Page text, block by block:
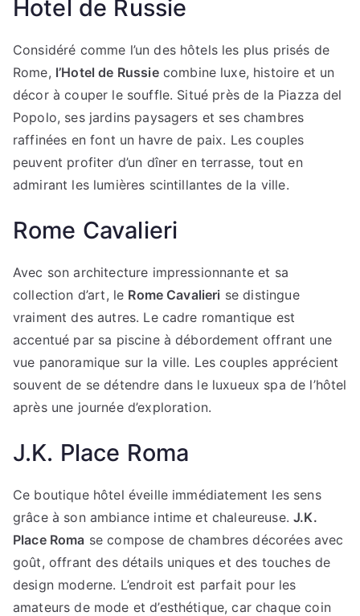
Hotel de Russie
Considéré comme l’un des hôtels les plus prisés de
Rome, l’Hotel de Russiecombine luxe, histoire et un
décor à couper le souffle. Situé près de la Piazza del
Popolo, ses jardins paysagers et ses chambres
raffinées en font un havre de paix. Les couples
peuvent profiter d’un dîner en terrasse, tout en
admirant les lumières scintillantes de la ville.
Rome Cavalieri
Avec son architecture impressionnante et sa
collection d’art, le Rome Cavalieri se distingue
vraiment des autres. Le cadre romantique est
accentué par sa piscine à débordement offrant une
vue panoramique sur la ville. Les couples apprécient
souvent de se détendre dans le luxueux spa de l’hôtel
après une journée d’exploration.
J.K. Place Roma
Ce boutique hôtel éveille immédiatement les sens
grâce à son ambiance intime et chaleureuse.J.K.
Place Roma se compose de chambres décorées avec
goût, offrant des détails uniques et des touches de
design moderne. L’endroit est parfait pour les
amateurs de mode et d’esthétique, car chaque coin